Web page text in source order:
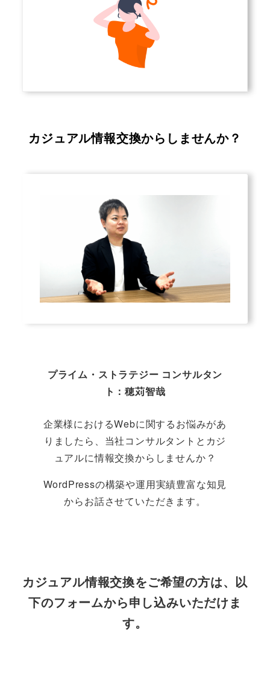
カジュアル情報交換からしませんか？
プライム・ストラテジー コンサルタン
ト：穂苅智哉
企業様におけるWebに関するお悩みがあ
りましたら、当社コンサルタントとカジ
ュアルに情報交換からしませんか？
WordPressの構築や運用実績豊富な知見
からお話させていただきます。
カジュアル情報交換をご希望の方は、以
下のフォームから申し込みいただけま
す。